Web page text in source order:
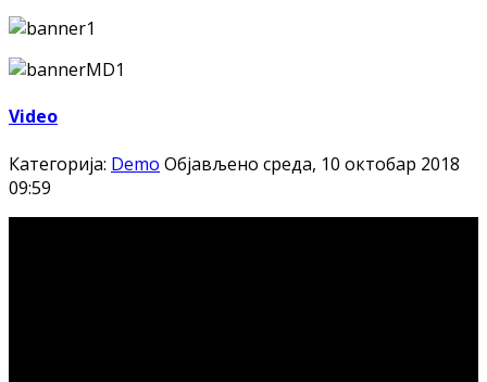
Video
Категорија: Demo Објављено среда, 10 октобар 2018
09:59